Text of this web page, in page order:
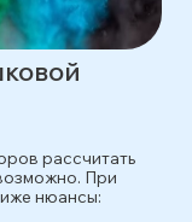
рассчитать
При
нюансы: